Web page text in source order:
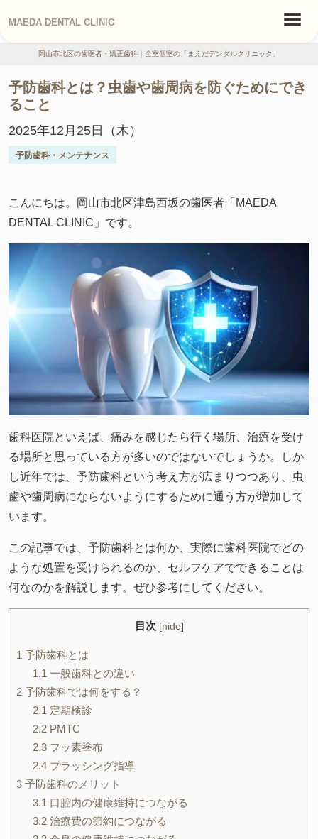
MAEDA DENTAL CLINIC
岡山市北区の歯医者・矯正歯科｜全室個室の「まえだデンタルクリニック」
予防歯科とは？虫歯や歯周病を防ぐためにでき
ること
2025年12月25日（木）
予防歯科・メンテナンス
こんにちは。岡山市北区津島西坂の歯医者「MAEDA
DENTAL CLINIC」です。
歯科医院といえば、痛みを感じたら行く場所、治療を受け
る場所と思っている方が多いのではないでしょうか。しか
し近年では、予防歯科という考え方が広まりつつあり、虫
歯や歯周病にならないようにするために通う方が増加して
います。
この記事では、予防歯科とは何か、実際に歯科医院でどの
ような処置を受けられるのか、セルフケアでできることは
何なのかを解説します。ぜひ参考にしてください。
目次 [hide]
1 予防歯科とは
1.1 一般歯科との違い
2 予防歯科では何をする？
2.1
定期検診
2.2PMTC
2.3フッ素塗布
2.4ブラッシング指導
3 予防歯科のメリット
3.1
口腔内の健康維持につながる
3.2治療費の節約につながる